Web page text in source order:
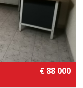
€ 88 000